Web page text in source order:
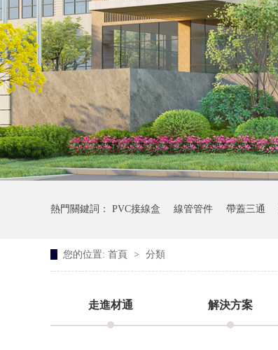
熱門關鍵詞： PVC接線盒 線管管件 帶蓋三通
您的位置: 首頁 > 分類
走進材通 解決方案